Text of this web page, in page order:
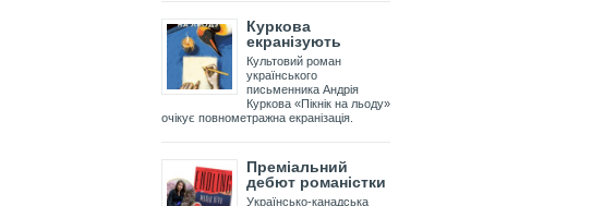
Куркова
екранізують
Культовий роман
українського
письменника Андрія
Куркова «Пікнік на льоду»
очікує повнометражна екранізація.
Преміальний
дебют романістки
Українсько-канадська